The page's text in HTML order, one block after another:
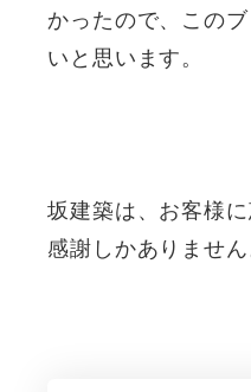
かったので、この
いと思います。
坂建築は、お客様
感謝しかありません